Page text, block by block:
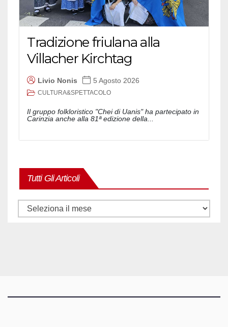
Tradizione friulana alla
Villacher Kirchtag
Livio Nonis 5 Agosto 2026
CULTURA&SPETTACOLO
Il gruppo folkloristico "Chei di Uanis" ha partecipato in
Carinzia anche alla 81ª edizione della...
Tutti Gli Articoli
Tutti